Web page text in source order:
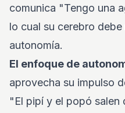
comunica "Tengo una
lo cual su cerebro
autonomía.
El enfoque de
aprovecha su impulso
"El pipí y el popó salen